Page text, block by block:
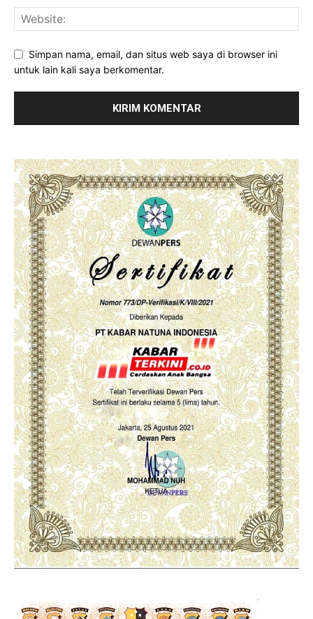
Simpan nama, email, dan situs web saya di browser ini
untuk lain kali saya berkomentar.